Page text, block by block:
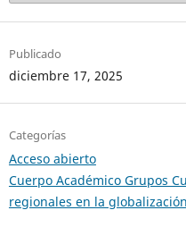
Publicado
diciembre 17, 2025
Categorías
Acceso abierto
Cuerpo Académico Grupos
regionales en la globalización